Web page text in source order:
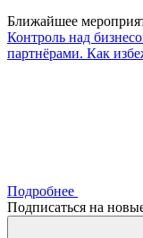
Ближайшее
Контроль над
партнёрами. Как
Подробнее
Подписаться на